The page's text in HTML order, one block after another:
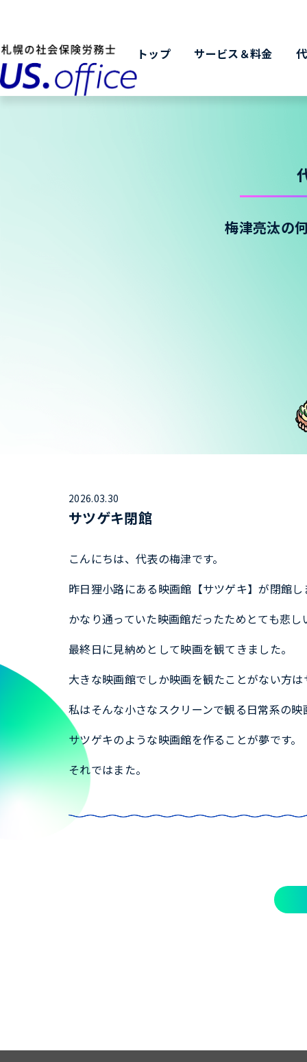
トップ サービス＆料金
梅津亮汰の
2026.03.30
サツゲキ閉館
こんにちは、代表の梅津です。
昨日狸小路にある映画館【サツゲキ】が閉館
かなり通っていた映画館だったためとても悲し
最終日に見納めとして映画を観てきました。
大きな映画館でしか映画を観たことがない方
私はそんな小さなスクリーンで観る日常系の
サツゲキのような映画館を作ることが夢です。
それではまた。